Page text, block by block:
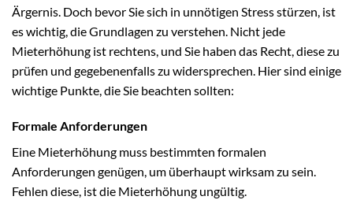
Ärgernis. Doch bevor Sie sich in unnötigen Stress stürzen, ist
es wichtig, die Grundlagen zu verstehen. Nicht jede
Mieterhöhung ist rechtens, und Sie haben das Recht, diese zu
prüfen und gegebenenfalls zu widersprechen. Hier sind einige
wichtige Punkte, die Sie beachten sollten:
Formale Anforderungen
Eine Mieterhöhung muss bestimmten formalen
Anforderungen genügen, um überhaupt wirksam zu sein.
Fehlen diese, ist die Mieterhöhung ungültig.